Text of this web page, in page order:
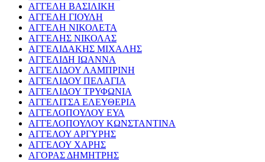
ΑΓΓΕΛΗ ΒΑΣΙΛΙΚΗ
ΑΓΓΕΛΗ ΓΙΟΥΛΗ
ΑΓΓΕΛΗ ΝΙΚΟΛΕΤΑ
ΑΓΓΕΛΗΣ ΝΙΚΟΛΑΣ
ΑΓΓΕΛΙΔΑΚΗΣ ΜΙΧΑΛΗΣ
ΑΓΓΕΛΙΔΗ ΙΩΑΝΝΑ
ΑΓΓΕΛΙΔΟΥ ΛΑΜΠΡΙΝΗ
ΑΓΓΕΛΙΔΟΥ ΠΕΛΑΓΙΑ
ΑΓΓΕΛΙΔΟΥ ΤΡΥΦΩΝΙΑ
ΑΓΓΕΛΙΤΣΑ ΕΛΕΥΘΕΡΙΑ
ΑΓΓΕΛΟΠΟΥΛΟΥ ΕΥΑ
ΑΓΓΕΛΟΠΟΥΛΟΥ ΚΩΝΣΤΑΝΤΙΝΑ
ΑΓΓΕΛΟΥ ΑΡΓΥΡΗΣ
ΑΓΓΕΛΟΥ ΧΑΡΗΣ
ΑΓΟΡΑΣ ΔΗΜΗΤΡΗΣ